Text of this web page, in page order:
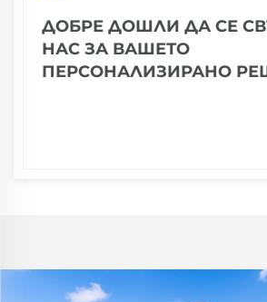
ДОБРЕ ДОШЛИ ДА СЕ
НАС ЗА ВАШЕТО
ПЕРСОНАЛИЗИРАНО